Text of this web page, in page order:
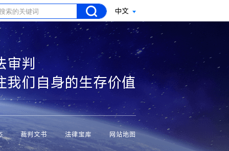
中文
审判
我们自身的生存价值
裁判文书 法律宝库 网站地图